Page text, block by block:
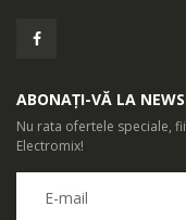
ABONAȚI-VĂ LA
Nu rata ofertele speciale,
Electromix!